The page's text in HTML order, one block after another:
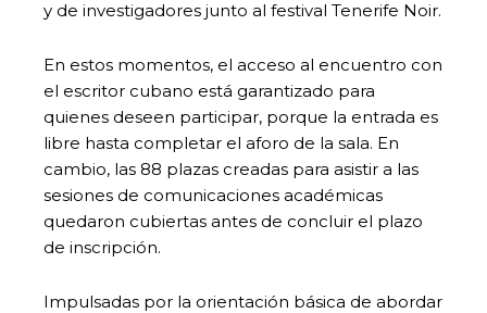
y de investigadores junto al festival Tenerife Noir.
En estos momentos, el acceso al encuentro con
el escritor cubano está garantizado para
quienes deseen participar, porque la entrada es
libre hasta completar el aforo de la sala. En
cambio, las 88 plazas creadas para asistir a las
sesiones de comunicaciones académicas
quedaron cubiertas antes de concluir el plazo
de inscripción.
Impulsadas por la orientación básica de abordar